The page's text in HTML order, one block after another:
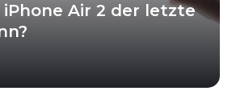
Air 2 der letzte